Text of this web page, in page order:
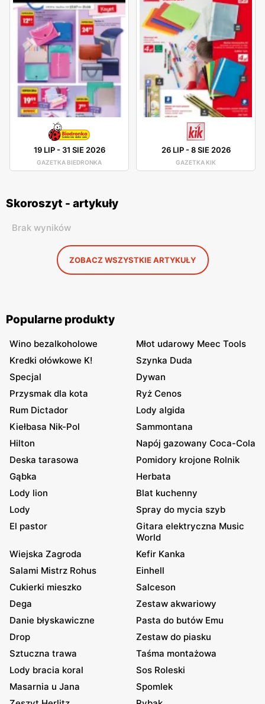
19 LIP- 31 SIE 2026
GAZETKA BIEDRONKA
26 LIP-8 SIE 2026
GAZETKA KIK
Skoroszyt - artykuły
Brak wyników
ZOBACZ WSZYSTKIE ARTYKUŁY
Popularne produkty
Wino bezalkoholowe
Młot udarowy Meec Tools
Kredki ołówkowe K!
Szynka Duda
Specjal
Dywan
Przysmak dla kota
Ryż Cenos
Rum Dictador
Lody algida
Kiełbasa Nik-Pol
Sammontana
Hilton
Napój gazowany Coca-Cola
Deska tarasowa
Pomidory krojone Rolnik
Gąbka
Herbata
Lody lion
Blat kuchenny
Lody
Spray do mycia szyb
El pastor
Gitara elektryczna Music
World
Wiejska Zagroda
Kefir Kanka
Salami Mistrz Rohus
Einhell
Cukierki mieszko
Salceson
Dega
Zestaw akwariowy
Danie błyskawiczne
Pasta do butów Emu
Drop
Zestaw do piasku
Sztuczna trawa
Taśma montażowa
Lody bracia koral
Sos Roleski
Masarnia u Jana
Spomlek